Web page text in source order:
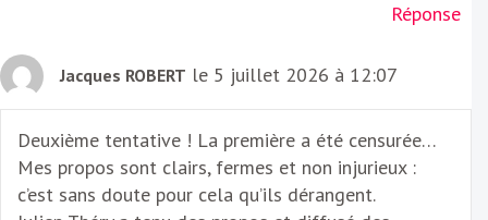
Réponse
Jacques ROBERT le 5 juillet 2026 à 12:07
Deuxième tentative ! La première a été censurée…
Mes propos sont clairs, fermes et non injurieux :
c’est sans doute pour cela qu’ils dérangent.